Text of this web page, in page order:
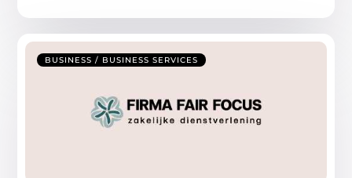
BUSINESS / BUSINESS SERVICES